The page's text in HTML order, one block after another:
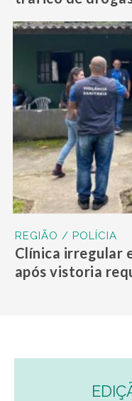
REGIÃO / POLÍCIA
Clínica irregular
após vistoria